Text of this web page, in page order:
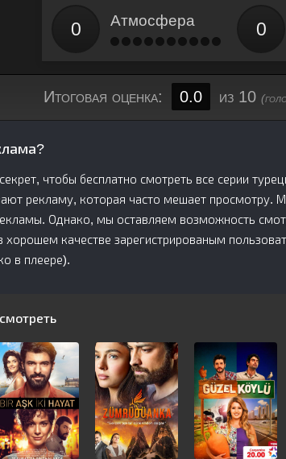
Атмосфера
Итоговая оценка: 0.0 из 10
чтобы бесплатно смотреть все серии
рекламу, которая часто мешает просмотру.
Однако, мы оставляем возможность
хорошем качестве зарегистрированым
в плеере).